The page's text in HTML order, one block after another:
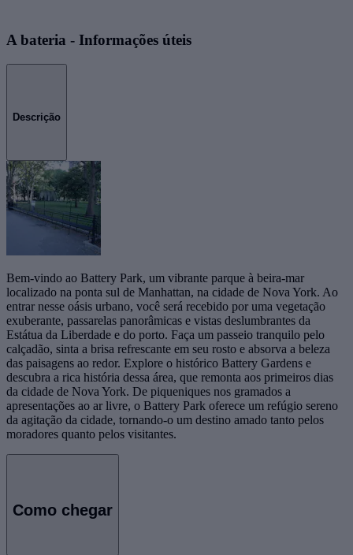
A bateria - Informações úteis
Descrição
Bem-vindo ao Battery Park, um vibrante parque à beira-mar
localizado na ponta sul de Manhattan, na cidade de Nova York. Ao
entrar nesse oásis urbano, você será recebido por uma vegetação
exuberante, passarelas panorâmicas e vistas deslumbrantes da
Estátua da Liberdade e do porto. Faça um passeio tranquilo pelo
calçadão, sinta a brisa refrescante em seu rosto e absorva a beleza
das paisagens ao redor. Explore o histórico Battery Gardens e
descubra a rica história dessa área, que remonta aos primeiros dias
da cidade de Nova York. De piqueniques nos gramados a
apresentações ao ar livre, o Battery Park oferece um refúgio sereno
da agitação da cidade, tornando-o um destino amado tanto pelos
moradores quanto pelos visitantes.
Como chegar